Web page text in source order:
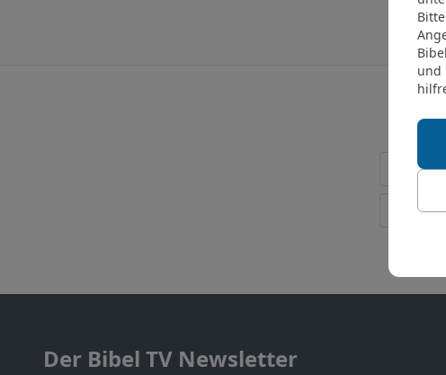
Der Bibel TV Newsletter